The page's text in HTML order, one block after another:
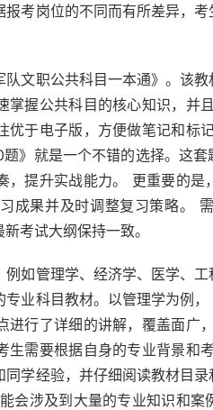
考岗位的不同而有所差异，
文职公共科目一本通》。该
掌握公共科目的核心知识，并
优于电子版，方便做笔记和标
》就是一个不错的选择。这
，提升实战能力。 更重要的
成果并及时调整复习策略。
考试大纲保持一致。
如管理学、经济学、医学、
业科目教材。以管理学为例
进行了详细的讲解，覆盖面广
生需要根据自身的专业背景和
学经验，并仔细阅读教材目
会涉及到大量的专业知识和